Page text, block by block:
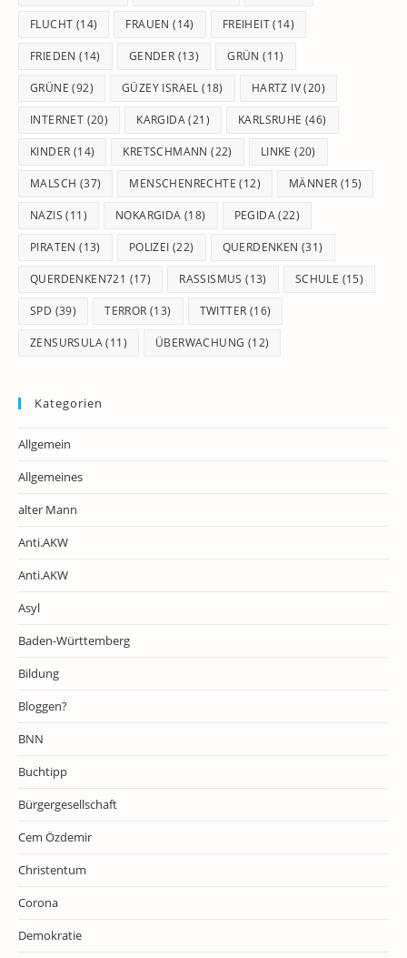
FLUCHT (14) FRAUEN (14) FREIHEIT(14)
FRIEDEN (14) GENDER (13) GRÜN (11)
GRÜNE (92) GÜZEY ISRAEL (18) HARTZ IV(20)
INTERNET (20) KARGIDA(21) KARLSRUHE (46)
KINDER (14) KRETSCHMANN (22) LINKE (20)
MALSCH (37) MENSCHENRECHTE (12) MÄNNER (15)
NAZIS (11) NOKARGIDA (18) PEGIDA(22)
PIRATEN (13) POLIZEI (22) QUERDENKEN (31)
QUERDENKEN721 (17) RASSISMUS (13) SCHULE (15)
SPD (39) TERROR (13) TWITTER (16)
ZENSURSULA(11) ÜBERWACHUNG (12)
Kategorien
Allgemein
Allgemeines
alter Mann
Anti.AKW
Anti.AKW
Asyl
Baden-Württemberg
Bildung
Bloggen?
BNN
Buchtipp
Bürgergesellschaft
Cem Özdemir
Christentum
Corona
Demokratie